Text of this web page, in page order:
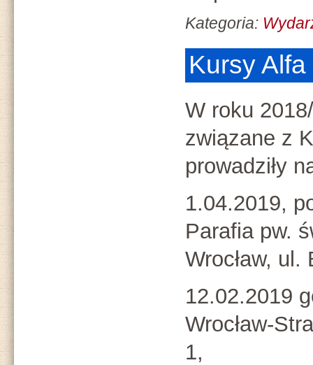
Kategoria:
Kursy
W roku
związane z
prowadziły
1.04.2019,
Parafia pw.
Wrocław,
12.02.2019
Wrocław-
1,